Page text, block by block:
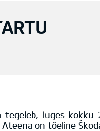
luges
on tõeline